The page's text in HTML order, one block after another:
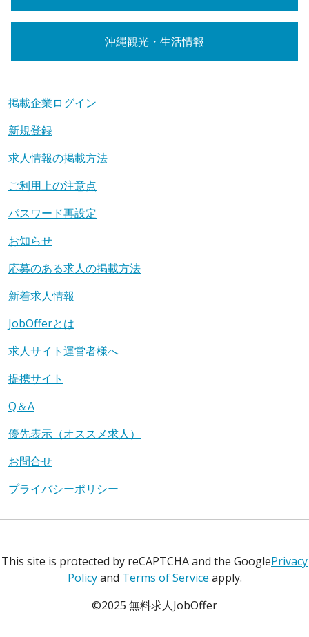
沖縄観光・生活情報
掲載企業ログイン
新規登録
求人情報の掲載方法
ご利用上の注意点
パスワード再設定
お知らせ
応募のある求人の掲載方法
新着求人情報
JobOfferとは
求人サイト運営者様へ
提携サイト
Q＆A
優先表示（オススメ求人）
お問合せ
プライバシーポリシー
This site is protected by reCAPTCHA and the GooglePrivacy
Policyand Terms of Service apply.
©2025 無料求人JobOffer